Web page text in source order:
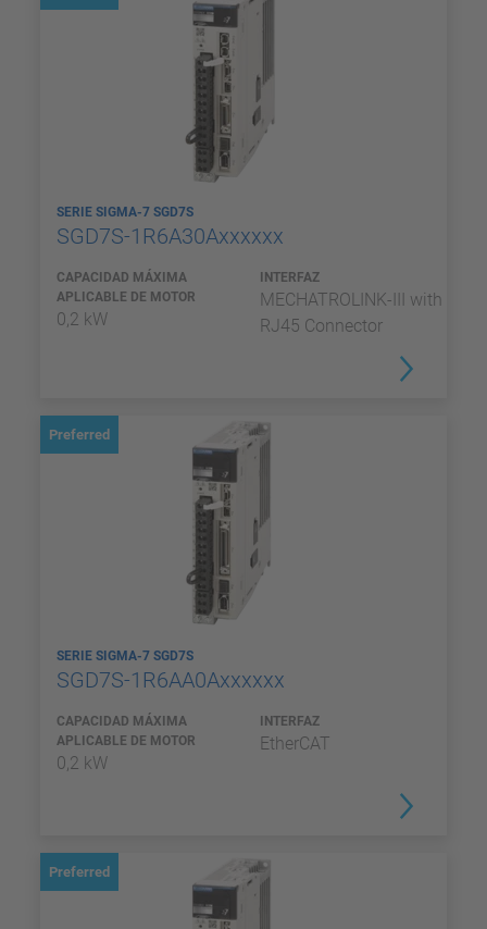
SERIE SIGMA-7 SGD7S
SGD7S-1R6A30Axxxxxx
CAPACIDAD MÁXIMA
APLICABLE DE MOTOR
0,2 kW
INTERFAZ
MECHATROLINK-III with
RJ45 Connector
Preferred
SERIE SIGMA-7 SGD7S
SGD7S-1R6AA0Axxxxxx
CAPACIDAD MÁXIMA
APLICABLE DE MOTOR
0,2 kW
INTERFAZ
EtherCAT
Preferred